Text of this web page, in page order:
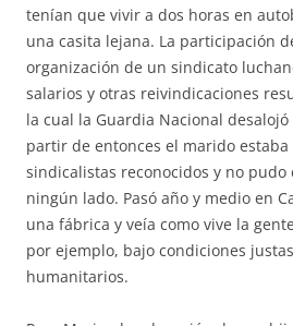
tenían que vivir a dos horas en
una casita lejana. La participación
organización de un sindicato
salarios y otras reivindicaciones
la cual la Guardia Nacional
partir de entonces el marido
sindicalistas reconocidos y no
ningún lado. Pasó año y medio en
una fábrica y veía como vive la
por ejemplo, bajo condiciones
humanitarios.